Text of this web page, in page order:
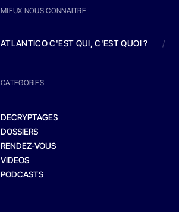
MIEUX NOUS CONNAITRE
ATLANTICO C'EST QUI, C'EST QUOI ? /
CATEGORIES
DECRYPTAGES
DOSSIERS
RENDEZ-VOUS
VIDEOS
PODCASTS